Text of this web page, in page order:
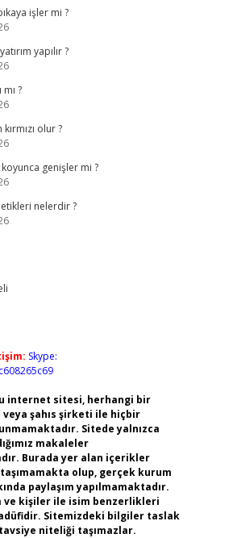
işler mi ?
yapılır ?
?
olur ?
koyunca genişler mi ?
nelerdir ?
Skype:
internet sitesi, herhangi bir
şahıs şirketi ile hiçbir
Sitede yalnızca
makaleler
Burada yer alan içerikler
olup, gerçek kurum
paylaşım yapılmamaktadır.
ve kişiler ile isim benzerlikleri
Sitemizdeki bilgiler taslak
niteliği taşımazlar.